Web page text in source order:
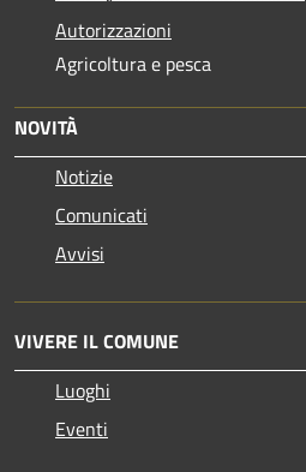
Autorizzazioni
Agricoltura e pesca
NOVITÀ
Notizie
Comunicati
Avvisi
VIVERE IL COMUNE
Luoghi
Eventi